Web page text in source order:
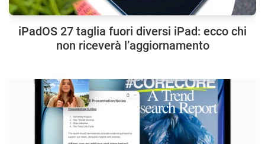
iPadOS 27 taglia fuori diversi iPad: ecco chi
non riceverà l’aggiornamento